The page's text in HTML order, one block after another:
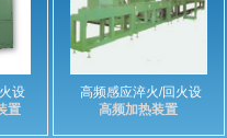
设
置
高频感应淬火/回火设
高频加热装置